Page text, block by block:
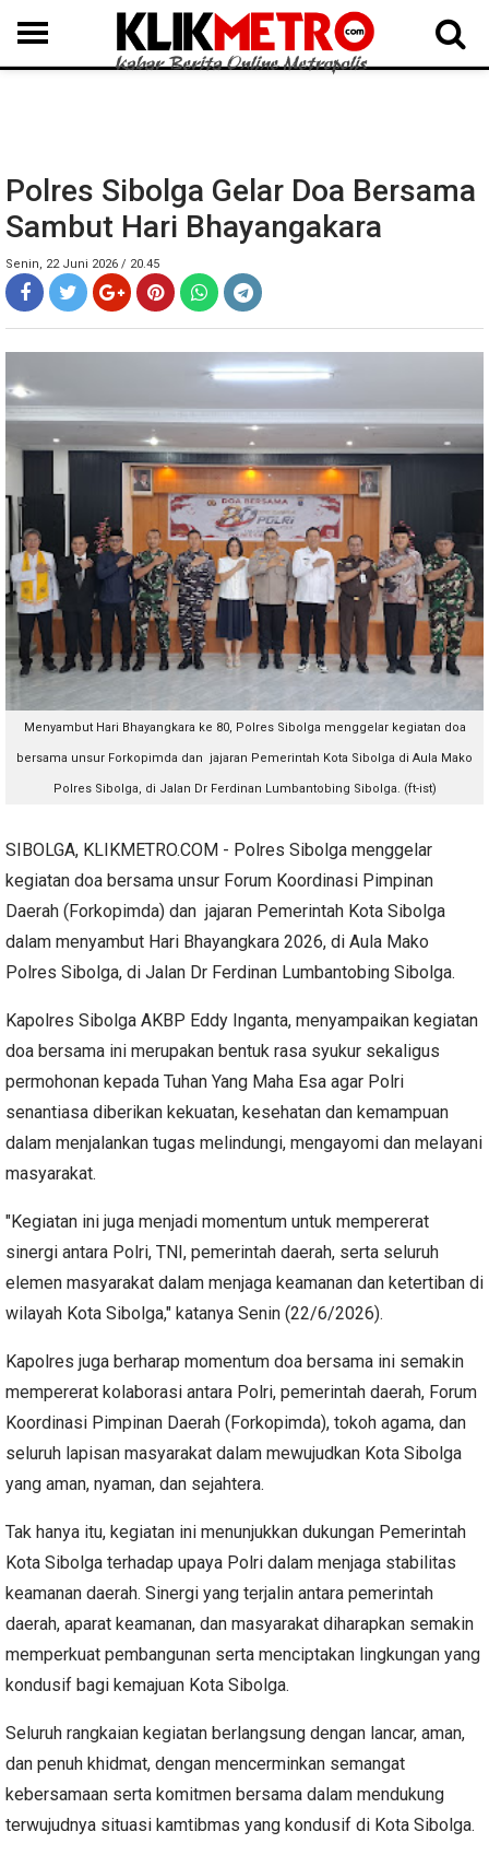
MEDAN LANGKAT DAIRI SAMOSIR TAPUT BATUBARA DELISERDANG
Polres Sibolga Gelar Doa Bersama
Sambut Hari Bhayangakara
Senin, 22 Juni 2026 / 20.45
Menyambut Hari Bhayangkara ke 80, Polres Sibolga menggelar kegiatan doa
bersama unsur Forkopimda dan jajaran Pemerintah Kota Sibolga di Aula Mako
Polres Sibolga, di Jalan Dr Ferdinan Lumbantobing Sibolga. (ft-ist)
SIBOLGA, KLIKMETRO.COM - Polres Sibolga menggelar
kegiatan doa bersama unsur Forum Koordinasi Pimpinan
Daerah (Forkopimda) dan jajaran Pemerintah Kota Sibolga
dalam menyambut Hari Bhayangkara 2026, di Aula Mako
Polres Sibolga, di Jalan Dr Ferdinan Lumbantobing Sibolga.
Kapolres Sibolga AKBP Eddy Inganta, menyampaikan kegiatan
doa bersama ini merupakan bentuk rasa syukur sekaligus
permohonan kepada Tuhan Yang Maha Esa agar Polri
senantiasa diberikan kekuatan, kesehatan dan kemampuan
dalam menjalankan tugas melindungi, mengayomi dan melayani
masyarakat.
"Kegiatan ini juga menjadi momentum untuk mempererat
sinergi antara Polri, TNI, pemerintah daerah, serta seluruh
elemen masyarakat dalam menjaga keamanan dan ketertiban di
wilayah Kota Sibolga," katanya Senin (22/6/2026).
Kapolres juga berharap momentum doa bersama ini semakin
mempererat kolaborasi antara Polri, pemerintah daerah, Forum
Koordinasi Pimpinan Daerah (Forkopimda), tokoh agama, dan
seluruh lapisan masyarakat dalam mewujudkan Kota Sibolga
yang aman, nyaman, dan sejahtera.
Tak hanya itu, kegiatan ini menunjukkan dukungan Pemerintah
Kota Sibolga terhadap upaya Polri dalam menjaga stabilitas
keamanan daerah. Sinergi yang terjalin antara pemerintah
daerah, aparat keamanan, dan masyarakat diharapkan semakin
memperkuat pembangunan serta menciptakan lingkungan yang
kondusif bagi kemajuan Kota Sibolga.
Seluruh rangkaian kegiatan berlangsung dengan lancar, aman,
dan penuh khidmat, dengan mencerminkan semangat
kebersamaan serta komitmen bersama dalam mendukung
terwujudnya situasi kamtibmas yang kondusif di Kota Sibolga.